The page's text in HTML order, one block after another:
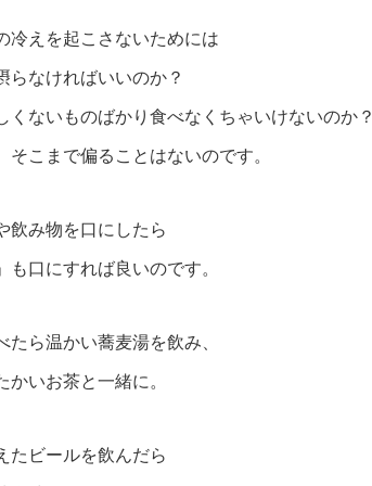
冷えを起こさないためには
らなければいいのか？
くないものばかり食べなくちゃいけないのか？
そこまで偏ることはないのです。
飲み物を口にしたら
も口にすれば良いのです。
たら温かい蕎麦湯を飲み、
いお茶と一緒に。
たビールを飲んだら